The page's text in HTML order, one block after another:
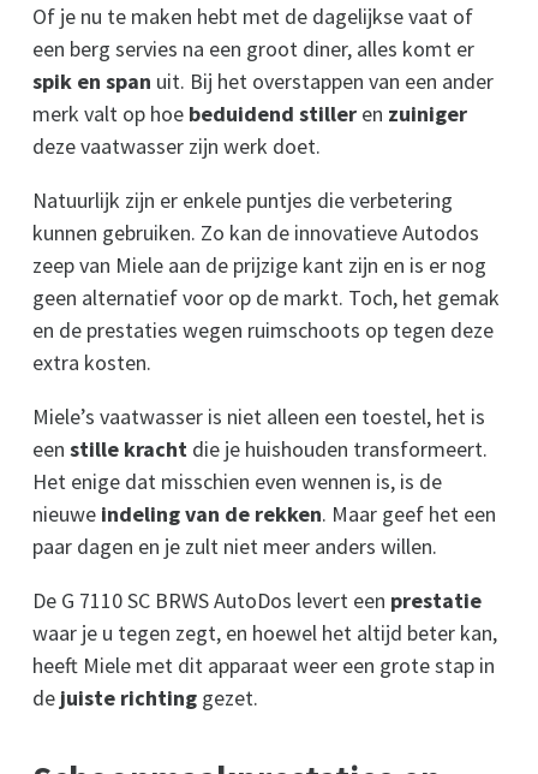
Of je nu te maken hebt met de dagelijkse vaat of
een berg servies na een groot diner, alles komt er
spik en span uit. Bij het overstappen van een ander
merk valt op hoe beduidend stiller en zuiniger
deze vaatwasser zijn werk doet.
Natuurlijk zijn er enkele puntjes die verbetering
kunnen gebruiken. Zo kan de innovatieve Autodos
zeep van Miele aan de prijzige kant zijn en is er nog
geen alternatief voor op de markt. Toch, het gemak
en de prestaties wegen ruimschoots op tegen deze
extra kosten.
Miele’s vaatwasser is niet alleen een toestel, het is
een stille kracht die je huishouden transformeert.
Het enige dat misschien even wennen is, is de
nieuwe indeling van de rekken. Maar geef het een
paar dagen en je zult niet meer anders willen.
De G 7110 SC BRWS AutoDos levert een prestatie
waar je u tegen zegt, en hoewel het altijd beter kan,
heeft Miele met dit apparaat weer een grote stap in
de juiste richting gezet.